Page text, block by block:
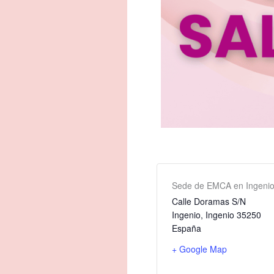
Sede de EMCA en Ingenio
Calle Doramas S/N
Ingenio, Ingenio 35250
España
+ Google Map